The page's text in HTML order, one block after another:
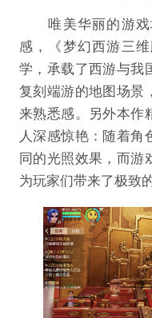
唯美华丽的游戏
感，《梦幻西游三
学，承载了西游与我
复刻端游的地图场景
来熟悉感。另外本作
人深感惊艳：随着角
同的光照效果，而游
为玩家们带来了极致